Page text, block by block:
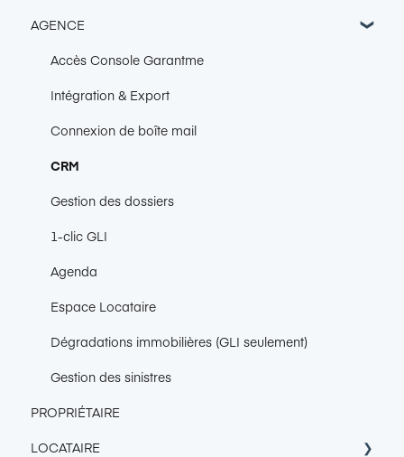
AGENCE
Accès Console Garantme
Intégration & Export
Connexion de boîte mail
CRM
Gestion des dossiers
1-clic GLI
Agenda
Espace Locataire
Dégradations immobilières (GLI seulement)
Gestion des sinistres
PROPRIÉTAIRE
LOCATAIRE